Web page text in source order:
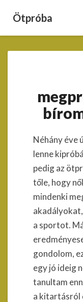
Ötpróba
Néhány éve
lenne
pedig az
tőle, hogy
mindenki
a sportot.
gondolom,
egy jó ideig
tanultam
a kitartásról